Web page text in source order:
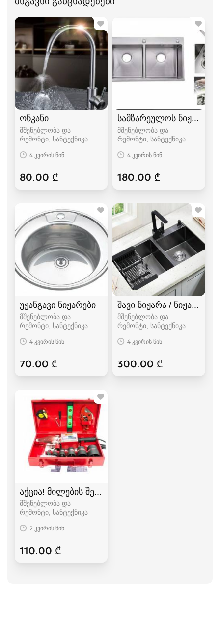
ონკანი
მშენებლობა და
რემონტი, სანტექნიკა
4 კვირის წინ
80.00 ₾
სამზარეულოს ნიჟარა
მშენებლობა და
რემონტი, სანტექნიკა
4 კვირის წინ
180.00 ₾
უჟანგავი ნიჟარები
მშენებლობა და
რემონტი, სანტექნიკა
4 კვირის წინ
70.00 ₾
შავი ნიჟარა / ნიჟარები /
მშენებლობა და
რემონტი, სანტექნიკა
4 კვირის წინ
300.00 ₾
აქცია! მილების შემაერთებელი უთო EDON
მშენებლობა და
რემონტი, სანტექნიკა
2 კვირის წინ
110.00 ₾